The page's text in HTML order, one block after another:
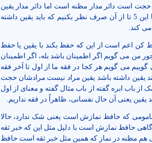
90 درصد بالای دائر مدار حجت است دائر مدار مظنه است اما دائر مدار یقین
همان مسئله خداشناسی و مسئله نبوت و امامت و این 5 تا اما این 5 تا از آن صرف نظر بکنیم که باید یقین داشته
کند.
کن اعم است از این که حفظ بکند با یقین یا حفظ
من می گویم اگر اطمینان باشد بله، اگر اطمینان
می گویم هر کجا در فقه ما از اول تا آخر فقه
یقین داشته باشد یقین مراد نیست مرادشان حجت
از باب ابره گفته از باب مثال گفته و معنای از اول
یعنی آن حال نفسانی، ظاهراً در فقه نداریم.
که حافظ نمازش است یعنی شک ندارد، حالا
حافظ نمازش است با دلیل مثل این که خبر ثقه
مظنه در نماز که همین مثل خبر ثقه است حافظ